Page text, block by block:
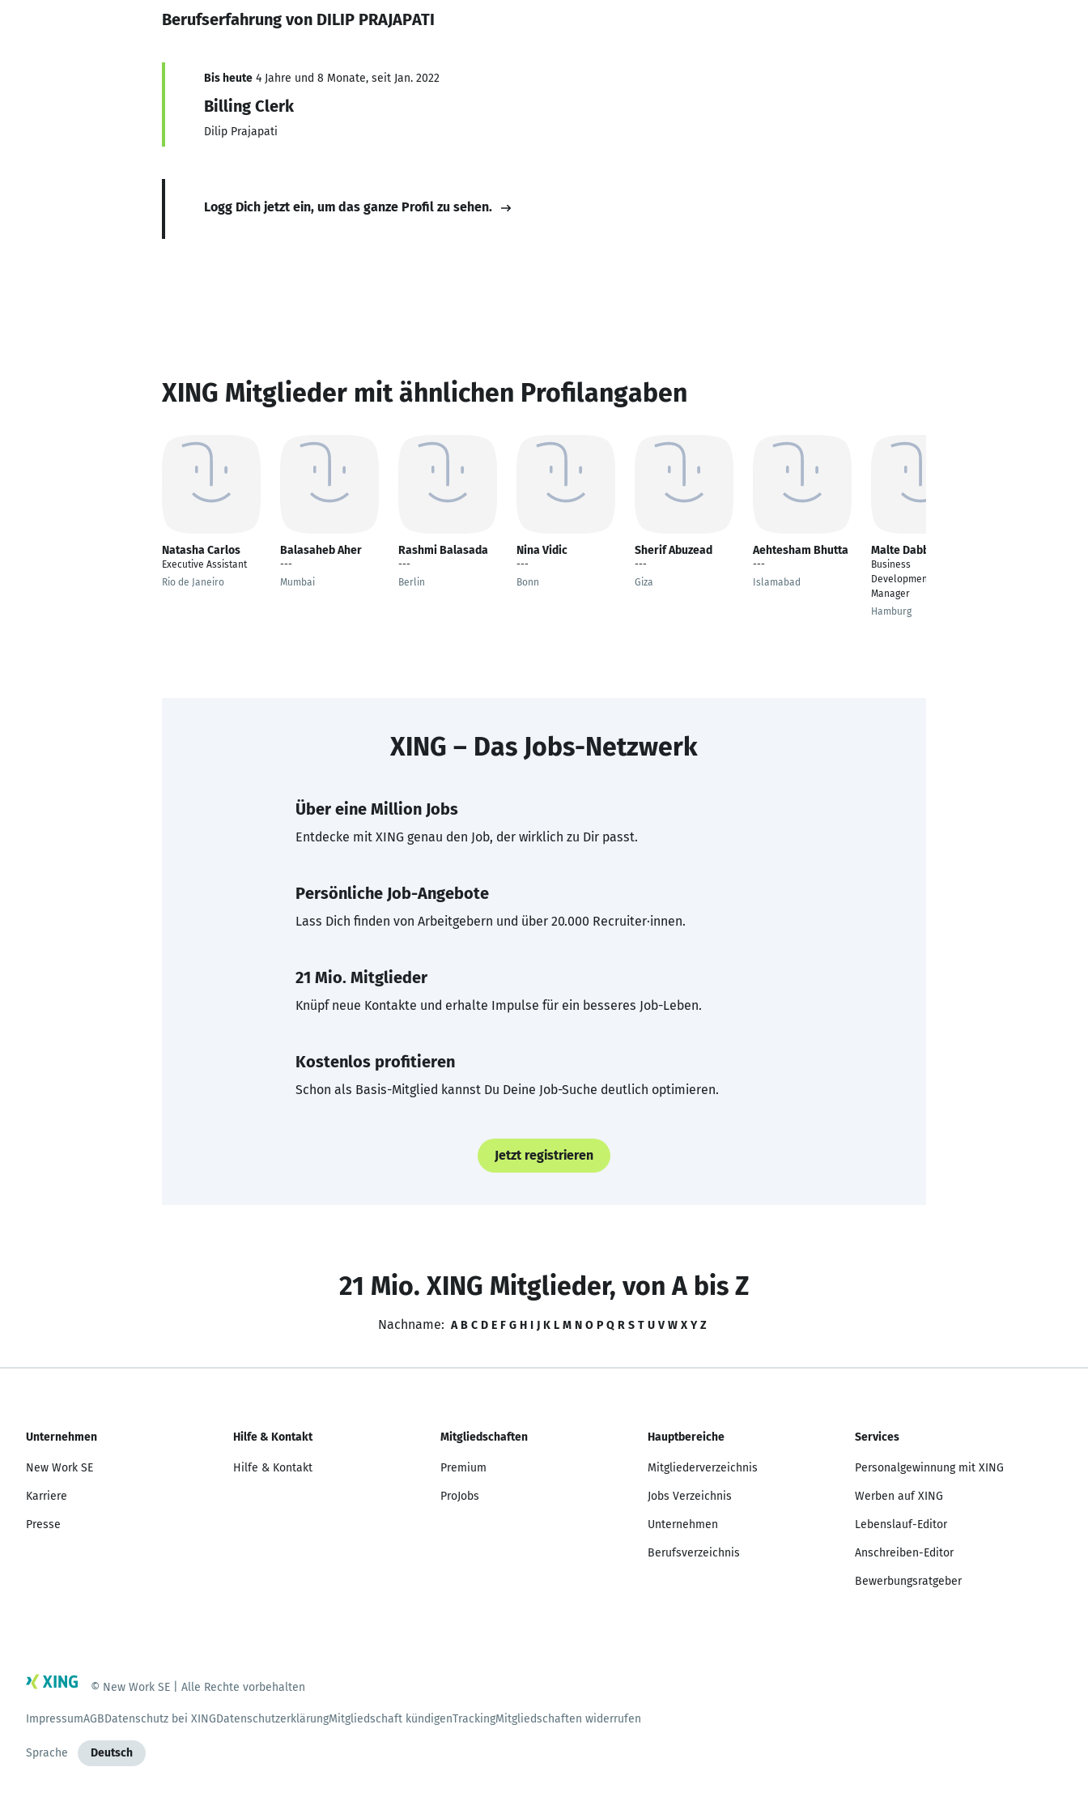
Berufserfahrung von DILIP PRAJAPATI
Bis heute 4 Jahre und 8 Monate, seit Jan. 2022
Billing Clerk
Dilip Prajapati
Logg Dich jetzt ein, um das ganze Profil zu sehen.
XING Mitglieder mit ähnlichen Profilangaben
Natasha Carlos
Executive Assistant
Rio de Janeiro
Balasaheb Aher
---
Mumbai
Rashmi Balasada
---
Berlin
Nina Vidic
---
Bonn
Sherif Abuzead
---
Giza
Aehtesham Bhutta
---
Islamabad
Malte Dabbert
Business
Development
Manager
Hamburg
XING – Das Jobs-Netzwerk
Über eine Million Jobs
Entdecke mit XING genau den Job, der wirklich zu Dir passt.
Persönliche Job-Angebote
Lass Dich finden von Arbeitgebern und über 20.000 Recruiter·innen.
21 Mio. Mitglieder
Knüpf neue Kontakte und erhalte Impulse für ein besseres Job-Leben.
Kostenlos profitieren
Schon als Basis-Mitglied kannst Du Deine Job-Suche deutlich optimieren.
Jetzt registrieren
21 Mio. XING Mitglieder, von A bis Z
Nachname: A B C D E F G H I J K L M N O P Q R S T U V W X Y Z
Unternehmen
New Work SE
Karriere
Presse
Hilfe & Kontakt
Hilfe & Kontakt
Mitgliedschaften
Premium
ProJobs
Hauptbereiche
Mitgliederverzeichnis
Jobs Verzeichnis
Unternehmen
Berufsverzeichnis
Services
Personalgewinnung mit XING
Werben auf XING
Lebenslauf-Editor
Anschreiben-Editor
Bewerbungsratgeber
© New Work SE | Alle Rechte vorbehalten
ImpressumAGBDatenschutz bei XINGDatenschutzerklärungMitgliedschaft kündigenTrackingMitgliedschaften widerrufen
Sprache Deutsch